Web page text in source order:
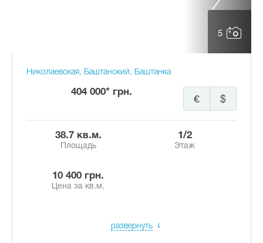
5
Николаевская, Баштанский, Баштанка
404 000* грн.
$
€
38.7 кв.м.
Площадь
1/2
Этаж
10 400 грн.
Цена за кв.м.
развернуть